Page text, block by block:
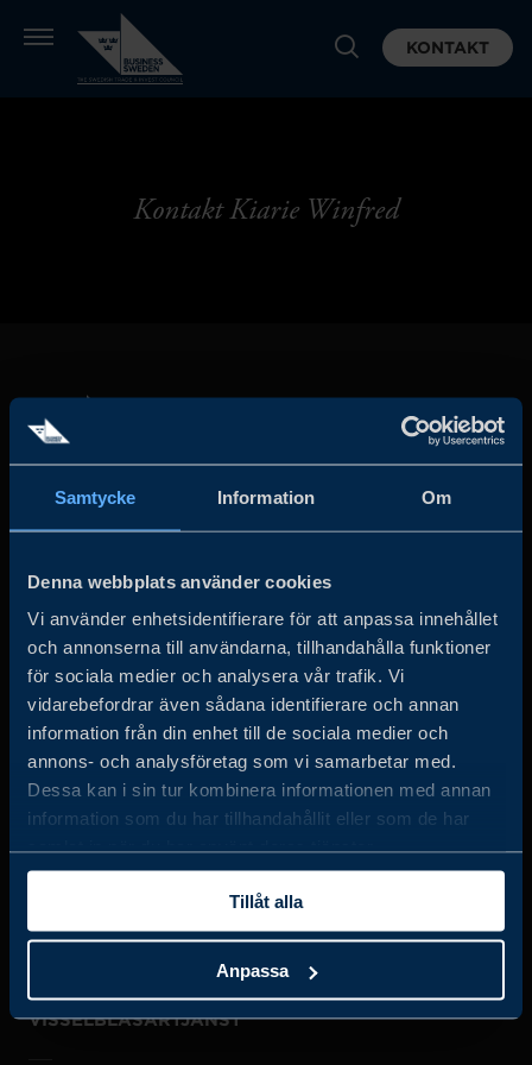
Samtycke Information Om
Denna webbplats använder cookies
Vi använder enhetsidentifierare för att anpassa innehållet
och annonserna till användarna, tillhandahålla funktioner
för sociala medier och analysera vår trafik. Vi
vidarebefordrar även sådana identifierare och annan
information från din enhet till de sociala medier och
annons- och analysföretag som vi samarbetar med.
Dessa kan i sin tur kombinera informationen med annan
information som du har tillhandahållit eller som de har
samlat in när du har använt deras tjänster.
Tillåt alla
Anpassa
KONTAKT
Kontakt Kiarie Winfred
det privata näringslivet för att hjälpa svenska företag att
öka sin globala försäljning och internationella företag att
investera och expandera i Sverige.
JOBBA HOS OSS
OM OSS
VISSELBLÅSARTJÄNST